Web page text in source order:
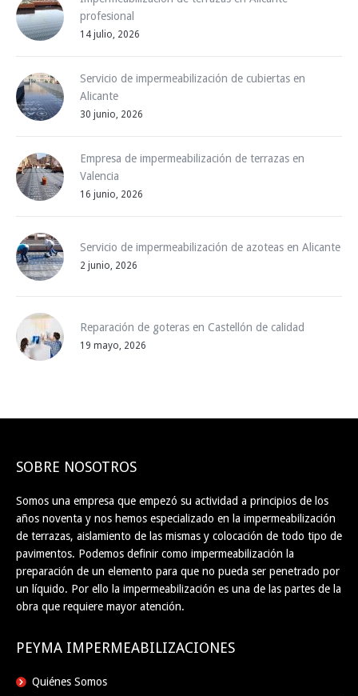
profesional
14 julio, 2026
Servicio de impermeabilización de cubiertas en
Alicante
30 junio, 2026
Empresa de impermeabilización de terrazas en
Valencia
16 junio, 2026
Servicio de impermeabilización de azoteas en Alicante
2 junio, 2026
Reparación de goteras en Castellón de calidad
19 mayo, 2026
SOBRE NOSOTROS
Somos una empresa que empezó su actividad a principios de los
años noventa y nos hemos especializado en la impermeabilización
de terrazas, aislamiento de las mismas y colocación de todo tipo de
pavimentos. Podemos definir como impermeabilización la
preparación de un elemento para que no pueda ser penetrado por
un líquido. Por ello la impermeabilización es una de las partes de la
obra que requiere mayor atención.
PEYMA IMPERMEABILIZACIONES
Quiénes Somos